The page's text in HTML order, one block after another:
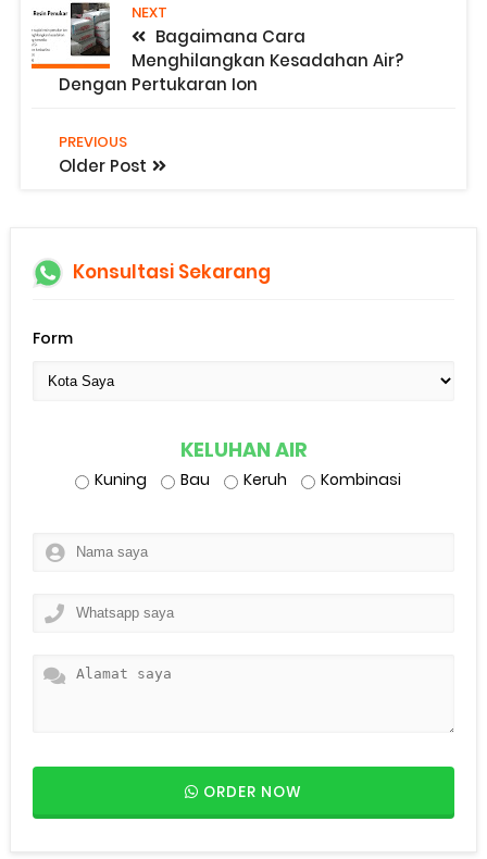
NEXT
Bagaimana Cara
Menghilangkan Kesadahan Air?
Dengan Pertukaran Ion
PREVIOUS
Older Post
Konsultasi Sekarang
Form
KELUHAN AIR
Kuning Bau Keruh Kombinasi
ORDER NOW